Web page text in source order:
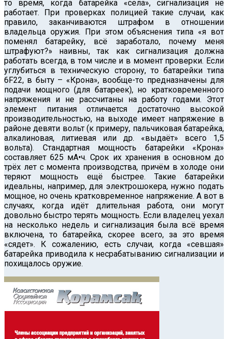
то время, когда батарейка «села», сигнализация не
работает. При проверках полицией такие случаи, как
правило, заканчиваются штрафом в отношении
владельца оружия. При этом объяснения типа «я вот
поменял батарейку, всё заработало, почему меня
штрафуют?» наивны, так как сигнализация должна
работать всегда, в том числе и в момент проверки. Если
углубиться в техническую сторону, то батарейки типа
6F22, в быту – «Крона», вообще-то предназначены для
подачи мощного (для батареек), но кратковременного
напряжения и не рассчитаны на работу годами. Этот
элемент питания отличается достаточно высокой
производительностью, на выходе имеет напряжение в
районе девяти вольт (к примеру, пальчиковая батарейка,
алкалиновая, литиевая или др. «выдаёт» всего 1,5
вольта). Стандартная мощность батарейки «Крона»
составляет 625 мА•ч. Срок их хранения в основном до
трёх лет с момента производства, причём в холоде они
теряют мощность ещё быстрее. Такие батарейки
идеальны, например, для электрошокера, нужно подать
мощное, но очень кратковременное напряжение. А вот в
случаях, когда идёт длительная работа, они могут
довольно быстро терять мощность. Если владелец уехал
на несколько недель и сигнализация была всё время
включена, то батарейка, скорее всего, за это время
«сядет». К сожалению, есть случаи, когда «севшая»
батарейка приводила к несрабатыванию сигнализации и
похищалось оружие.